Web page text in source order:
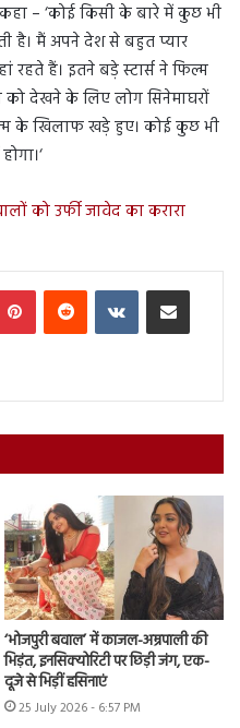
– ‘कोई किसी के बारे में कुछ भी
है। मैं अपने देश से बहुत प्यार
हैं। इतने बड़े स्टार्स ने फिल्म
देखने के लिए लोग सिनेमाघरों
के खिलाफ खड़े हुए। कोई कुछ भी
को उर्फी जावेद का करारा
PinterestReddit VKontakteShare via Email
‘भोजपुरी बवाल’ में काजल-अम्रपाली की
भिड़ंत, इनसिक्योरिटी पर छिड़ी जंग, एक-
दूजे से भिड़ीं हसिनाएं
25 July 2026 - 6:57 PM